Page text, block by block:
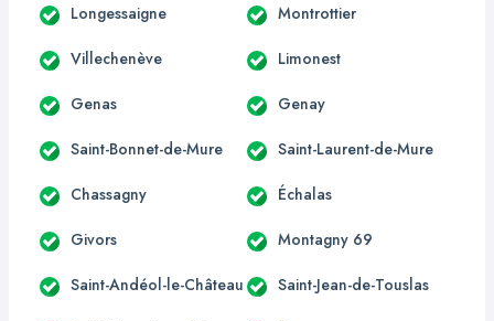
Longessaigne Montrottier
Villechenève Limonest
Genas Genay
Saint-Bonnet-de-Mure Saint-Laurent-de-Mure
Chassagny Échalas
Givors Montagny 69
Saint-Andéol-le-Château Saint-Jean-de-Touslas